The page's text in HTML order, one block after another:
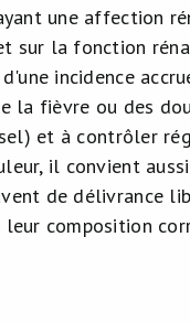
une affection
sur la fonction
incidence
la fièvre ou des
et à contrôler
il convient
de délivrance
composition